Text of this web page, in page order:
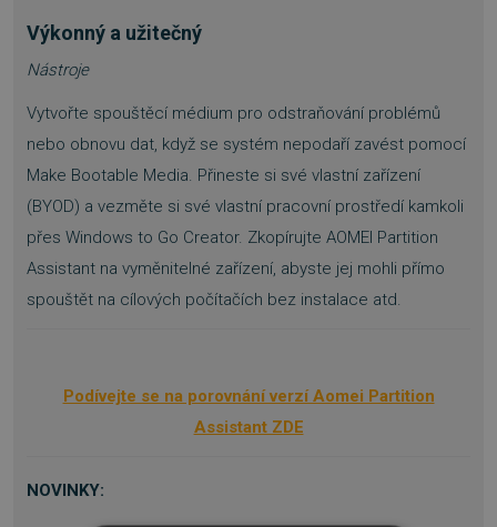
Výkonný a užitečný
Nástroje
Vytvořte spouštěcí médium pro odstraňování problémů
nebo obnovu dat, když se systém nepodaří zavést pomocí
Make Bootable Media. Přineste si své vlastní zařízení
(BYOD) a vezměte si své vlastní pracovní prostředí kamkoli
přes Windows to Go Creator. Zkopírujte AOMEI Partition
Assistant na vyměnitelné zařízení, abyste jej mohli přímo
spouštět na cílových počítačích bez instalace atd.
Podívejte se na porovnání verzí Aomei Partition
Assistant ZDE
NOVINKY: